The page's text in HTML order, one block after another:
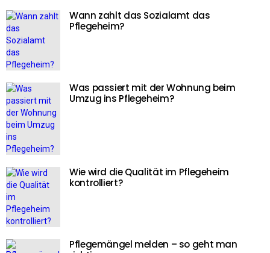
Wann zahlt das Sozialamt das
Pflegeheim?
Was passiert mit der Wohnung beim
Umzug ins Pflegeheim?
Wie wird die Qualität im Pflegeheim
kontrolliert?
Pflegemängel melden – so geht man